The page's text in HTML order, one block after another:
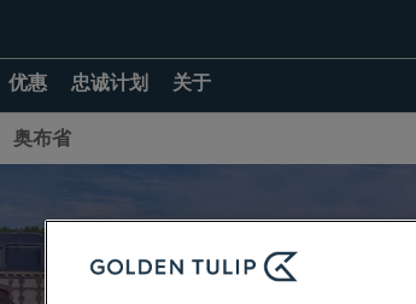
优惠 忠诚计划 关于
奥布省